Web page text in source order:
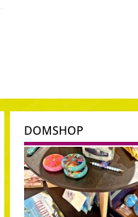
DOMSHOP